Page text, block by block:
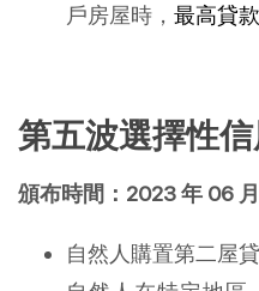
戶房屋時， 最高貸
第五波選擇性信
頒布時間：2023 年 06 月
自然人購置第二屋